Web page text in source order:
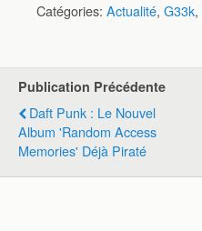
Catégories: Actualité, G33k,
Publication Précédente
Daft Punk : Le Nouvel
Album 'Random Access
Memories' Déjà Piraté